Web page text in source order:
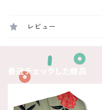
レビュー
最近チェックした商品